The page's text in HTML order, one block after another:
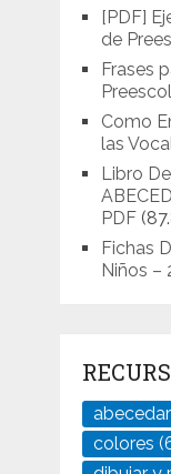
[PDF]
de
Frases
Como
las
Libro
PDF
Fichas
Niños –
colores